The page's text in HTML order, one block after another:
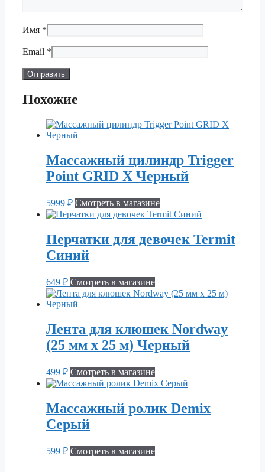
Имя *
Email *
Похожие
Массажный цилиндр Trigger
Point GRID X Черный
5999 ₽ Смотреть в магазине
Перчатки для девочек Termit
Синий
649 ₽ Смотреть в магазине
Лента для клюшек Nordway
(25 мм x 25 м) Черный
499 ₽ Смотреть в магазине
Массажный ролик Demix
Серый
599 ₽ Смотреть в магазине